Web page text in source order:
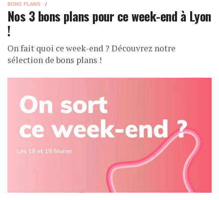
BONS PLANS
Nos 3 bons plans pour ce week-end à Lyon
!
On fait quoi ce week-end ? Découvrez notre
sélection de bons plans !